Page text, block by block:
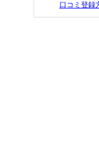
口コミ登録